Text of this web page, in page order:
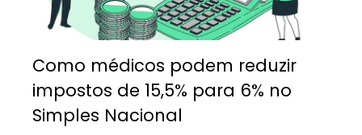
Como médicos podem reduzir
impostos de 15,5% para 6% no
Simples Nacional